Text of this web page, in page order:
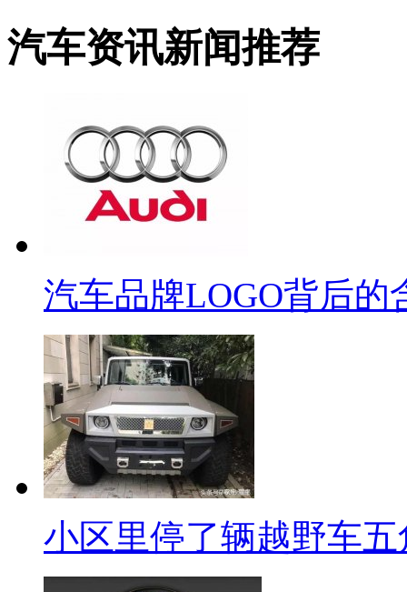
汽车资讯新闻推荐
汽车品牌LOGO背后的
小区里停了辆越野车